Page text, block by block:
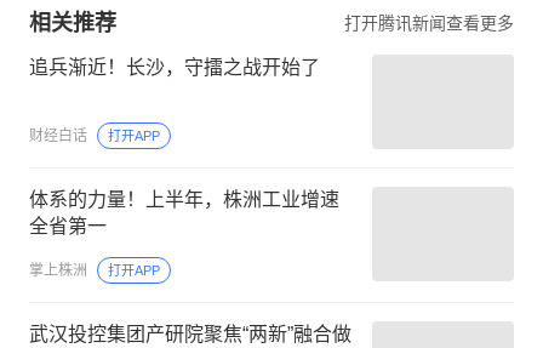
相关推荐 打开腾讯新闻查看更多
追兵渐近！长沙，守擂之战开始了
财经白话 打开APP
体系的力量！上半年，株洲工业增速
全省第一
掌上株洲 打开APP
武汉投控集团产研院聚焦“两新”融合做